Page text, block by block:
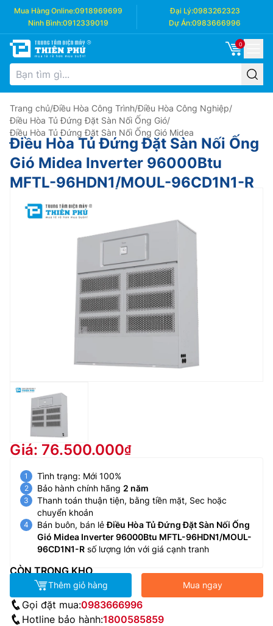
Mua Hàng Online:0918969699 Đại Lý:0983262323
Ninh Bình:0912339019 Dự Án:0983666996
0
Trang chủ/Điều Hòa Công Trình/Điều Hòa Công Nghiệp/
Điều Hòa Tủ Đứng Đặt Sàn Nối Ống Gió/
Điều Hòa Tủ Đứng Đặt Sàn Nối Ống Gió Midea
Điều Hòa Tủ Đứng Đặt Sàn Nối Ống
Gió Midea Inverter 96000Btu
MFTL-96HDN1/MOUL-96CD1N1-R
Giá: 76.500.000
Tình trạng: Mới 100%
Bảo hành chính hãng 2 năm
Thanh toán thuận tiện, bằng tiền mặt, Sec hoặc
chuyển khoản
Bán buôn, bán lẻĐiều Hòa Tủ Đứng Đặt Sàn Nối Ống
Gió Midea Inverter 96000Btu MFTL-96HDN1/MOUL-
96CD1N1-R số lượng lớn với giá cạnh tranh
CÒN TRONG KHO
Thêm giỏ hàng Mua ngay
Gọi đặt mua:0983666996
Hotline bảo hành:1800585859